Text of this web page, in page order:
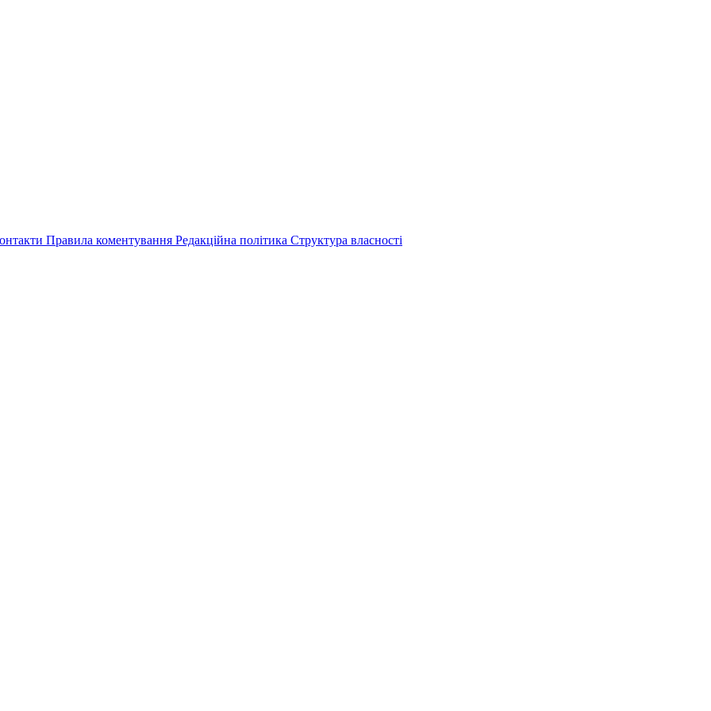
Правила коментування Редакційна політика Структура власності